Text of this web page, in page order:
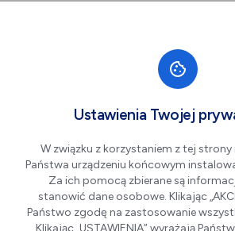
Cykl
Stołowego o
Dyrektora
OSiR CUP
Ustawienia Twojej
W związku z korzystaniem z tej
Państwa urządzeniu końcowym
Za ich pomocą zbierane są
stanowić dane osobowe. Klikając
Państwo zgodę na zastosowanie
Klikając „USTAWIENIA” wyrażają